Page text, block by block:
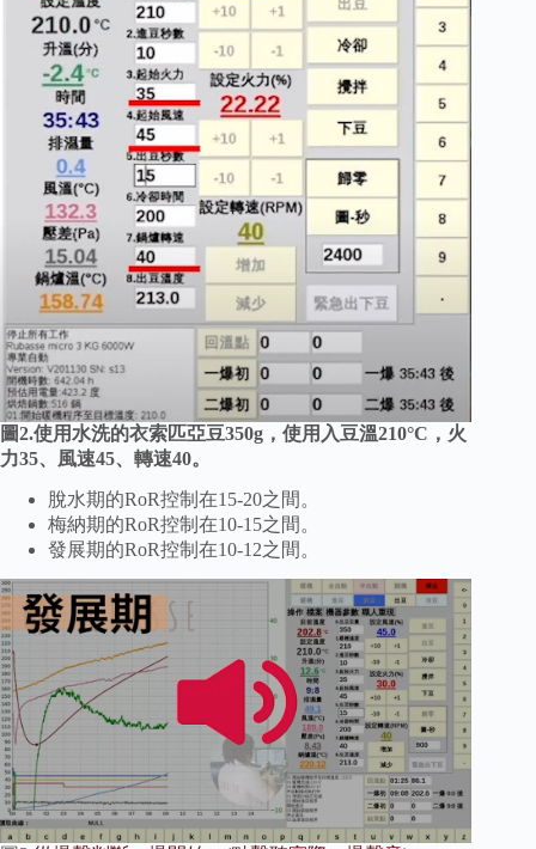
圖2.使用水洗的衣索匹亞豆350g，使用入豆溫210°C，火
力35、風速45、轉速40。
脫水期的RoR控制在15-20之間。
梅納期的RoR控制在10-15之間。
發展期的RoR控制在10-12之間。